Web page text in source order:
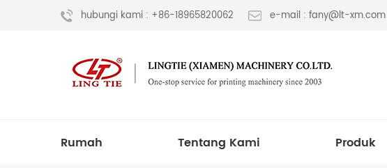
hubungi kami : +86-18965820062 e-mail : fany@lt-xm.com
Rumah Tentang Kami Produk